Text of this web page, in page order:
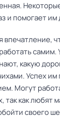
и помогает
впечатление,
самим.
какую
Успех им
Могут
как любят
своего